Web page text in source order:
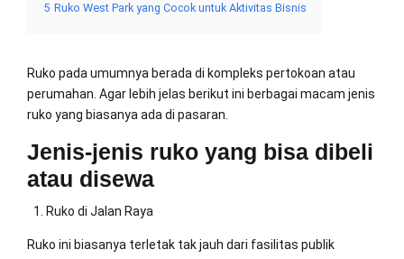
5 Ruko West Park yang Cocok untuk Aktivitas Bisnis
Ruko pada umumnya berada di kompleks pertokoan atau
perumahan. Agar lebih jelas berikut ini berbagai macam jenis
ruko yang biasanya ada di pasaran.
Jenis-jenis ruko yang bisa dibeli
atau disewa
Ruko di Jalan Raya
Ruko ini biasanya terletak tak jauh dari fasilitas publik